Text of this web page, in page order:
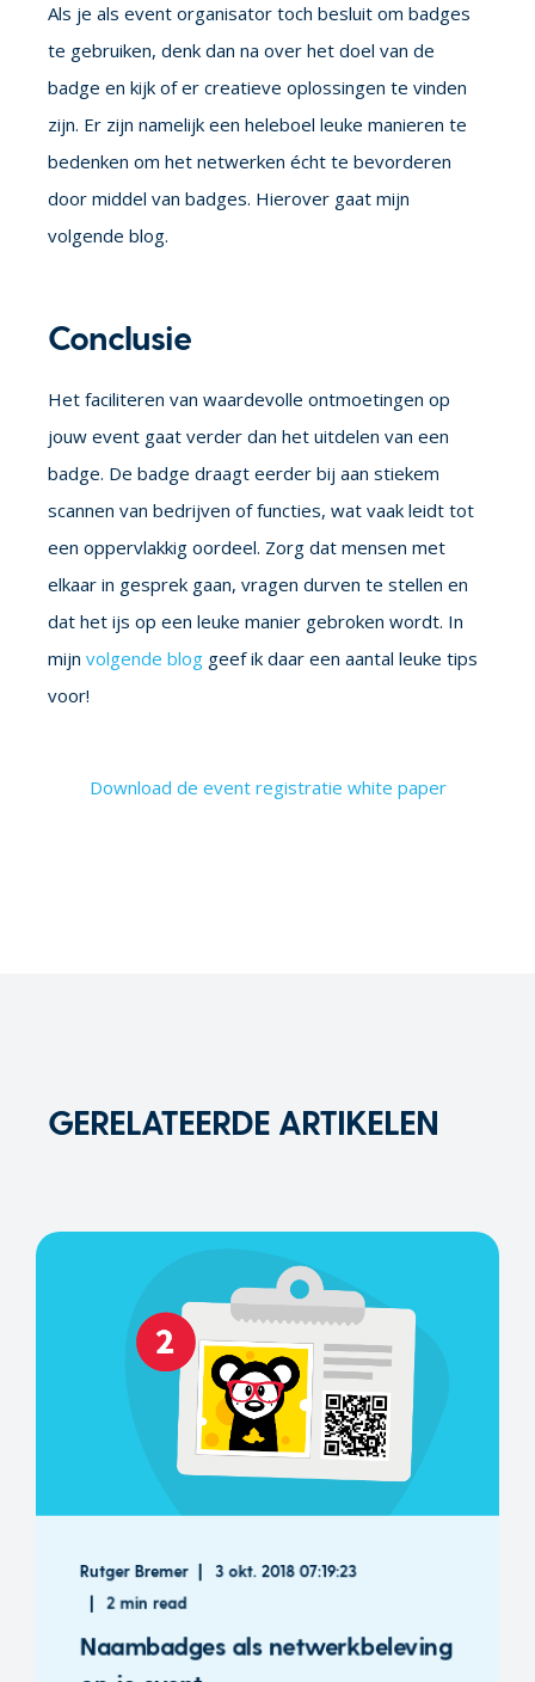
Als je als event organisator toch besluit om badges
te gebruiken, denk dan na over het doel van de
badge en kijk of er creatieve oplossingen te vinden
zijn. Er zijn namelijk een heleboel leuke manieren te
bedenken om het netwerken écht te bevorderen
door middel van badges. Hierover gaat mijn
volgende blog.
Conclusie
Het faciliteren van waardevolle ontmoetingen op
jouw event gaat verder dan het uitdelen van een
badge. De badge draagt eerder bij aan stiekem
scannen van bedrijven of functies, wat vaak leidt tot
een oppervlakkig oordeel. Zorg dat mensen met
elkaar in gesprek gaan, vragen durven te stellen en
dat het ijs op een leuke manier gebroken wordt. In
mijn volgende blog geef ik daar een aantal leuke tips
voor!
Download de event registratie white paper
GERELATEERDE ARTIKELEN
Rutger Bremer 3 okt. 2018 07:19:23
2 min read
Naambadges als netwerkbeleving